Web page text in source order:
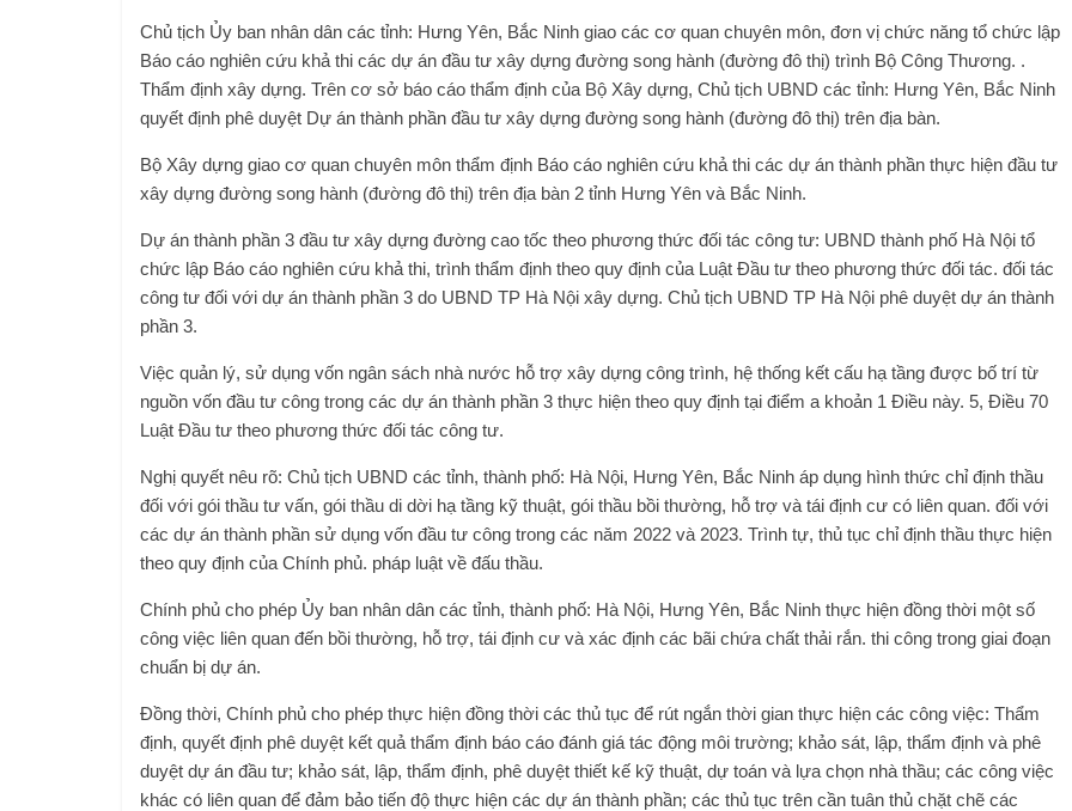
Chủ tịch Ủy ban nhân dân các tỉnh: Hưng Yên, Bắc Ninh giao các cơ quan chuyên môn, đơn vị chức năng tổ chức lập
Báo cáo nghiên cứu khả thi các dự án đầu tư xây dựng đường song hành (đường đô thị) trình Bộ Công Thương. .
Thẩm định xây dựng. Trên cơ sở báo cáo thẩm định của Bộ Xây dựng, Chủ tịch UBND các tỉnh: Hưng Yên, Bắc Ninh
quyết định phê duyệt Dự án thành phần đầu tư xây dựng đường song hành (đường đô thị) trên địa bàn.
Bộ Xây dựng giao cơ quan chuyên môn thẩm định Báo cáo nghiên cứu khả thi các dự án thành phần thực hiện đầu tư
xây dựng đường song hành (đường đô thị) trên địa bàn 2 tỉnh Hưng Yên và Bắc Ninh.
Dự án thành phần 3 đầu tư xây dựng đường cao tốc theo phương thức đối tác công tư: UBND thành phố Hà Nội tổ
chức lập Báo cáo nghiên cứu khả thi, trình thẩm định theo quy định của Luật Đầu tư theo phương thức đối tác. đối tác
công tư đối với dự án thành phần 3 do UBND TP Hà Nội xây dựng. Chủ tịch UBND TP Hà Nội phê duyệt dự án thành
phần 3.
Việc quản lý, sử dụng vốn ngân sách nhà nước hỗ trợ xây dựng công trình, hệ thống kết cấu hạ tầng được bố trí từ
nguồn vốn đầu tư công trong các dự án thành phần 3 thực hiện theo quy định tại điểm a khoản 1 Điều này. 5, Điều 70
Luật Đầu tư theo phương thức đối tác công tư.
Nghị quyết nêu rõ: Chủ tịch UBND các tỉnh, thành phố: Hà Nội, Hưng Yên, Bắc Ninh áp dụng hình thức chỉ định thầu
đối với gói thầu tư vấn, gói thầu di dời hạ tầng kỹ thuật, gói thầu bồi thường, hỗ trợ và tái định cư có liên quan. đối với
các dự án thành phần sử dụng vốn đầu tư công trong các năm 2022 và 2023. Trình tự, thủ tục chỉ định thầu thực hiện
theo quy định của Chính phủ. pháp luật về đấu thầu.
Chính phủ cho phép Ủy ban nhân dân các tỉnh, thành phố: Hà Nội, Hưng Yên, Bắc Ninh thực hiện đồng thời một số
công việc liên quan đến bồi thường, hỗ trợ, tái định cư và xác định các bãi chứa chất thải rắn. thi công trong giai đoạn
chuẩn bị dự án.
Đồng thời, Chính phủ cho phép thực hiện đồng thời các thủ tục để rút ngắn thời gian thực hiện các công việc: Thẩm
định, quyết định phê duyệt kết quả thẩm định báo cáo đánh giá tác động môi trường; khảo sát, lập, thẩm định và phê
duyệt dự án đầu tư; khảo sát, lập, thẩm định, phê duyệt thiết kế kỹ thuật, dự toán và lựa chọn nhà thầu; các công việc
khác có liên quan để đảm bảo tiến độ thực hiện các dự án thành phần; các thủ tục trên cần tuân thủ chặt chẽ các